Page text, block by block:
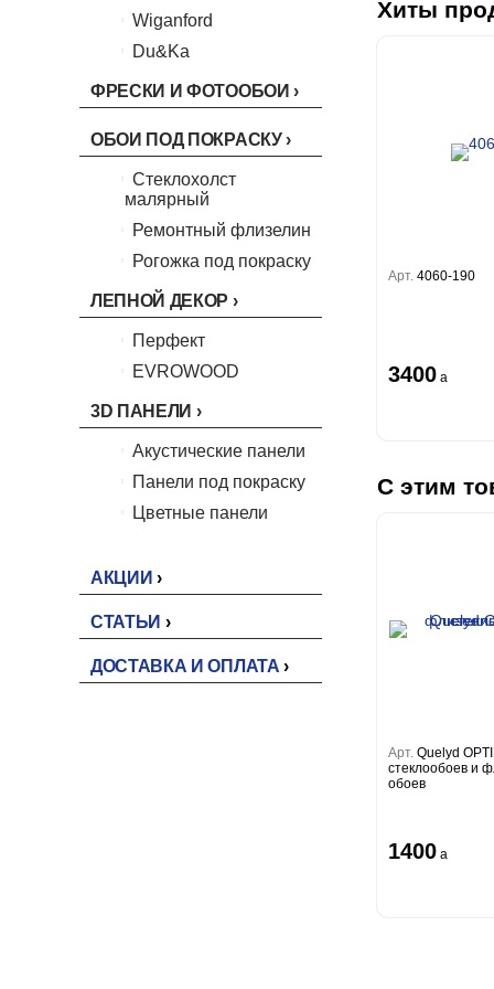
Спектрум Бокс
Спектрум Бум
Легенда
Wisper
Boho
Shades
Citi Glam
Empire
Riva
La Storia
La Storia 2
Wiganford
Lunman
Du&Ka
Lifestyle
Prestige
Linen
Natura
King
Him
ФРЕСКИ И ФОТООБОИ
ОБОИ ПОД ПОКРАСКУ
Стеклохолст
малярный
Ремонтный флизелин
Рогожка под покраску
ЛЕПНОЙ ДЕКОР
Перфект
EVROWOOD
3D ПАНЕЛИ
Акустические панели
Панели под покраску
Цветные панели
АКЦИИ
СТАТЬИ
ДОСТАВКА И ОПЛАТА
Хиты
Арт. 4060-190
3400 a
С этим
Арт. Quelyd
стеклообоев и
обоев
1400 a